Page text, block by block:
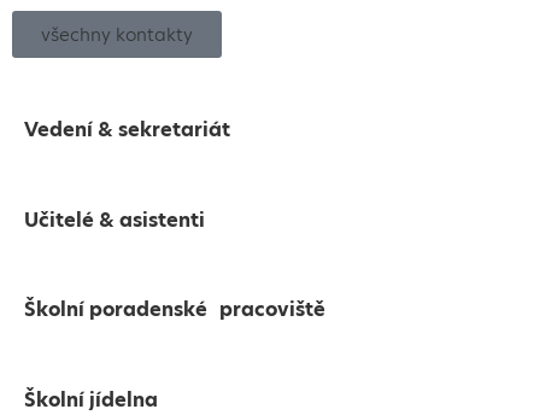
všechny kontakty
Vedení & sekretariát
Učitelé & asistenti
Školní poradenské pracoviště
Školní jídelna